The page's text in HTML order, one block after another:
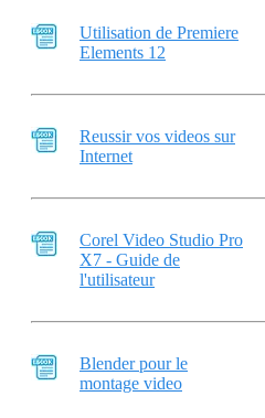
Utilisation de Premiere
Elements 12
Reussir vos videos sur
Internet
Corel Video Studio Pro
X7 - Guide de
l'utilisateur
Blender pour le
montage video